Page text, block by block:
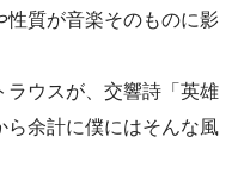
性質が音楽そのものに影
ラウスが、交響詩「英雄
ら余計に僕にはそんな風